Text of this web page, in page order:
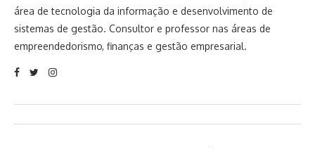
área de tecnologia da informação e desenvolvimento de
sistemas de gestão. Consultor e professor nas áreas de
empreendedorismo, finanças e gestão empresarial.